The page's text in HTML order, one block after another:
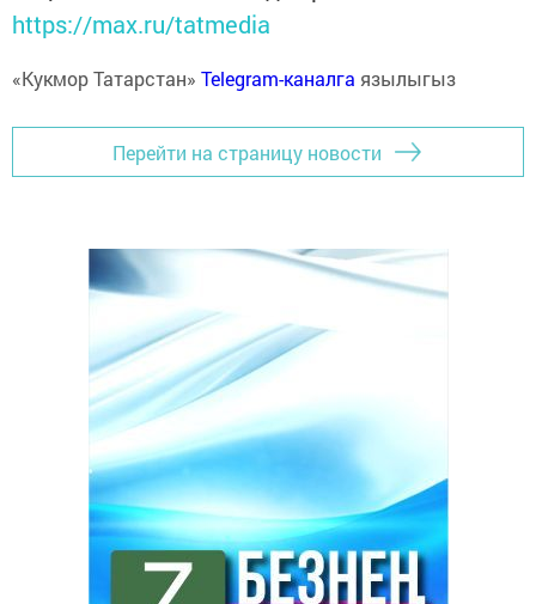
https://max.ru/tatmedia
«Кукмор Татарстан» Telegram-каналга язылыгыз
Перейти на страницу новости